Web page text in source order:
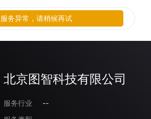
北京图智科技有限公司
服务行业
--
服务异常，请稍候再试